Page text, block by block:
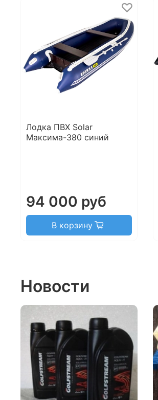
Лодка ПВХ Solar
Максима-380 синий
94 000 руб
В корзину
Новости